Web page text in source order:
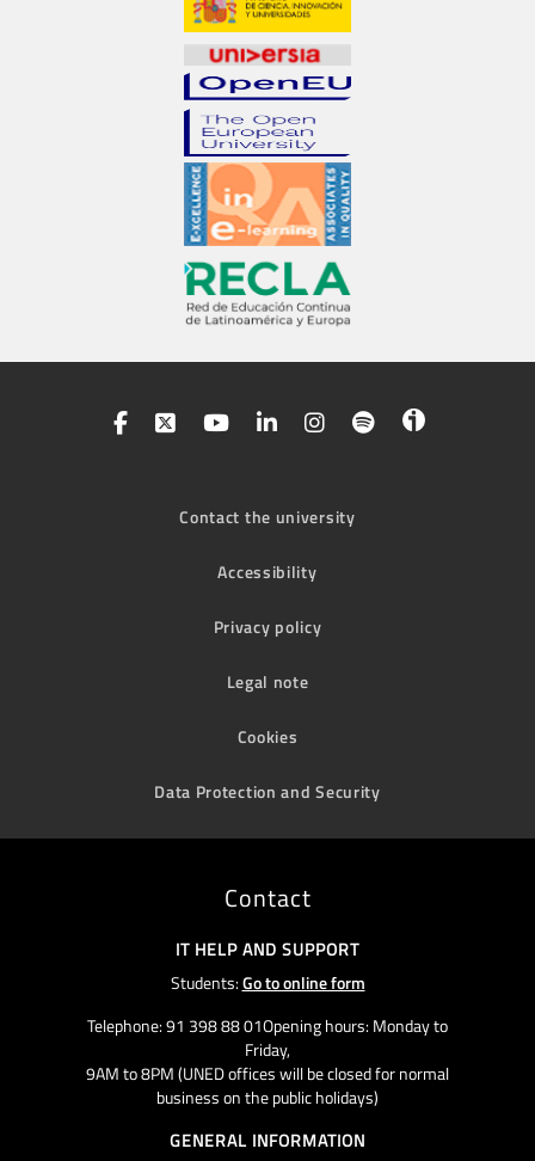
Contact the university
Accessibility
Privacy policy
Legal note
Cookies
Data Protection and Security
Contact
IT HELP AND SUPPORT
Students:Go to online form
Telephone: 91 398 88 01Opening hours: Monday to
Friday,
9AM to 8PM (UNED offices will be closed for normal
business on the public holidays)
GENERAL INFORMATION